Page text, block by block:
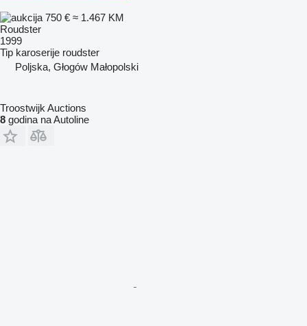
750 € ≈ 1.467 KM
Roudster
1999
Tip karoserije roudster
Poljska, Głogów Małopolski
Troostwijk Auctions
8 godina na Autoline